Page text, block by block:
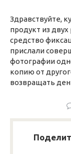
Здравствуйте,
продукт из
средство
прислали
фотографии
копию от
возвращать